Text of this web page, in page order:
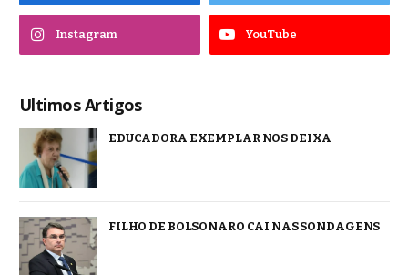
Instagram YouTube
Ultimos Artigos
EDUCADORA EXEMPLAR NOS DEIXA
FILHO DE BOLSONARO CAI NAS SONDAGENS